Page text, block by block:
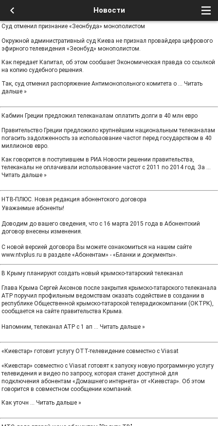
Новости
Суд отменил признание «Зеонбуда» монополистом
Окружной административный суд Киева не признал провайдера цифрового
эфирного телевидения «Зеонбуд» монополистом.
Как передает Капитал, об этом сообшает Экономическая правда со ссылкой
на копию судебного решения.
Так, суд отменил распоряжение Антимонопольного комитета о ... Читать
дальше »
Кабмин Греции предложил телеканалам оплатить долги в 40 млн евро
Правительство Греции предложило крупнейшим национальным телеканалам
погасить задолженность за использование частот перед государством в 40
миллионов евро.
Как говорится в поступившем в РИА Новости решении правительства,
телеканалы не оплачивали использование частот с 2011 по 2014 год. За ...
Читать дальше »
НТВ-ПЛЮС. Новая редакция абонентского договора
Уважаемые абоненты!
Доводим до вашего сведения, что с 16 марта 2015 года в Абонентский
договор внесены изменения.
С новой версией договора Вы можете ознакомиться на нашем сайте
www.ntvplus.ru в разделе «Абонентам» - «Бланки и документы».
В Крыму планируют создать новый крымско-татарский телеканал
Глава Крыма Сергей Аксенов после закрытия крымско-татарского телеканала
АТР поручил профильным ведомствам оказать содействие в создании в
республике Общественной крымско-татарской телерадиокомпании (ОКТРК),
сообщается на сайте правительства Крыма.
Напомним, телеканал АТР с 1 ап ... Читать дальше »
«Киевстар» готовит услугу OTT-телевидение совместно с Viasat
«Киевстар» совместно с Viasat готовят к запуску новую программную услугу
телевидения и видео по запросу, которая станет доступной для
подключения абонентам «Домашнего интернета» от «Киевстар». Об этом
говорится в совместном сообщении компаний.
Как уточн ... Читать дальше »